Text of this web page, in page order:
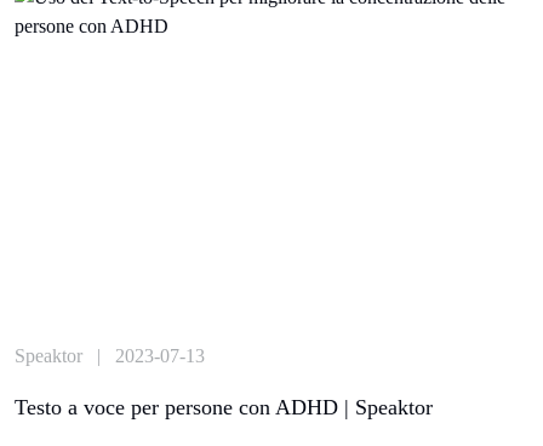
Speaktor | 2023-07-13
Testo a voce per persone con ADHD | Speaktor